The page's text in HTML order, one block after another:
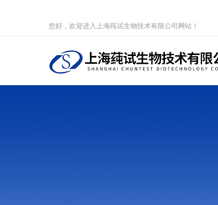
您好，欢迎进入上海莼试生物技术有限公司网站！